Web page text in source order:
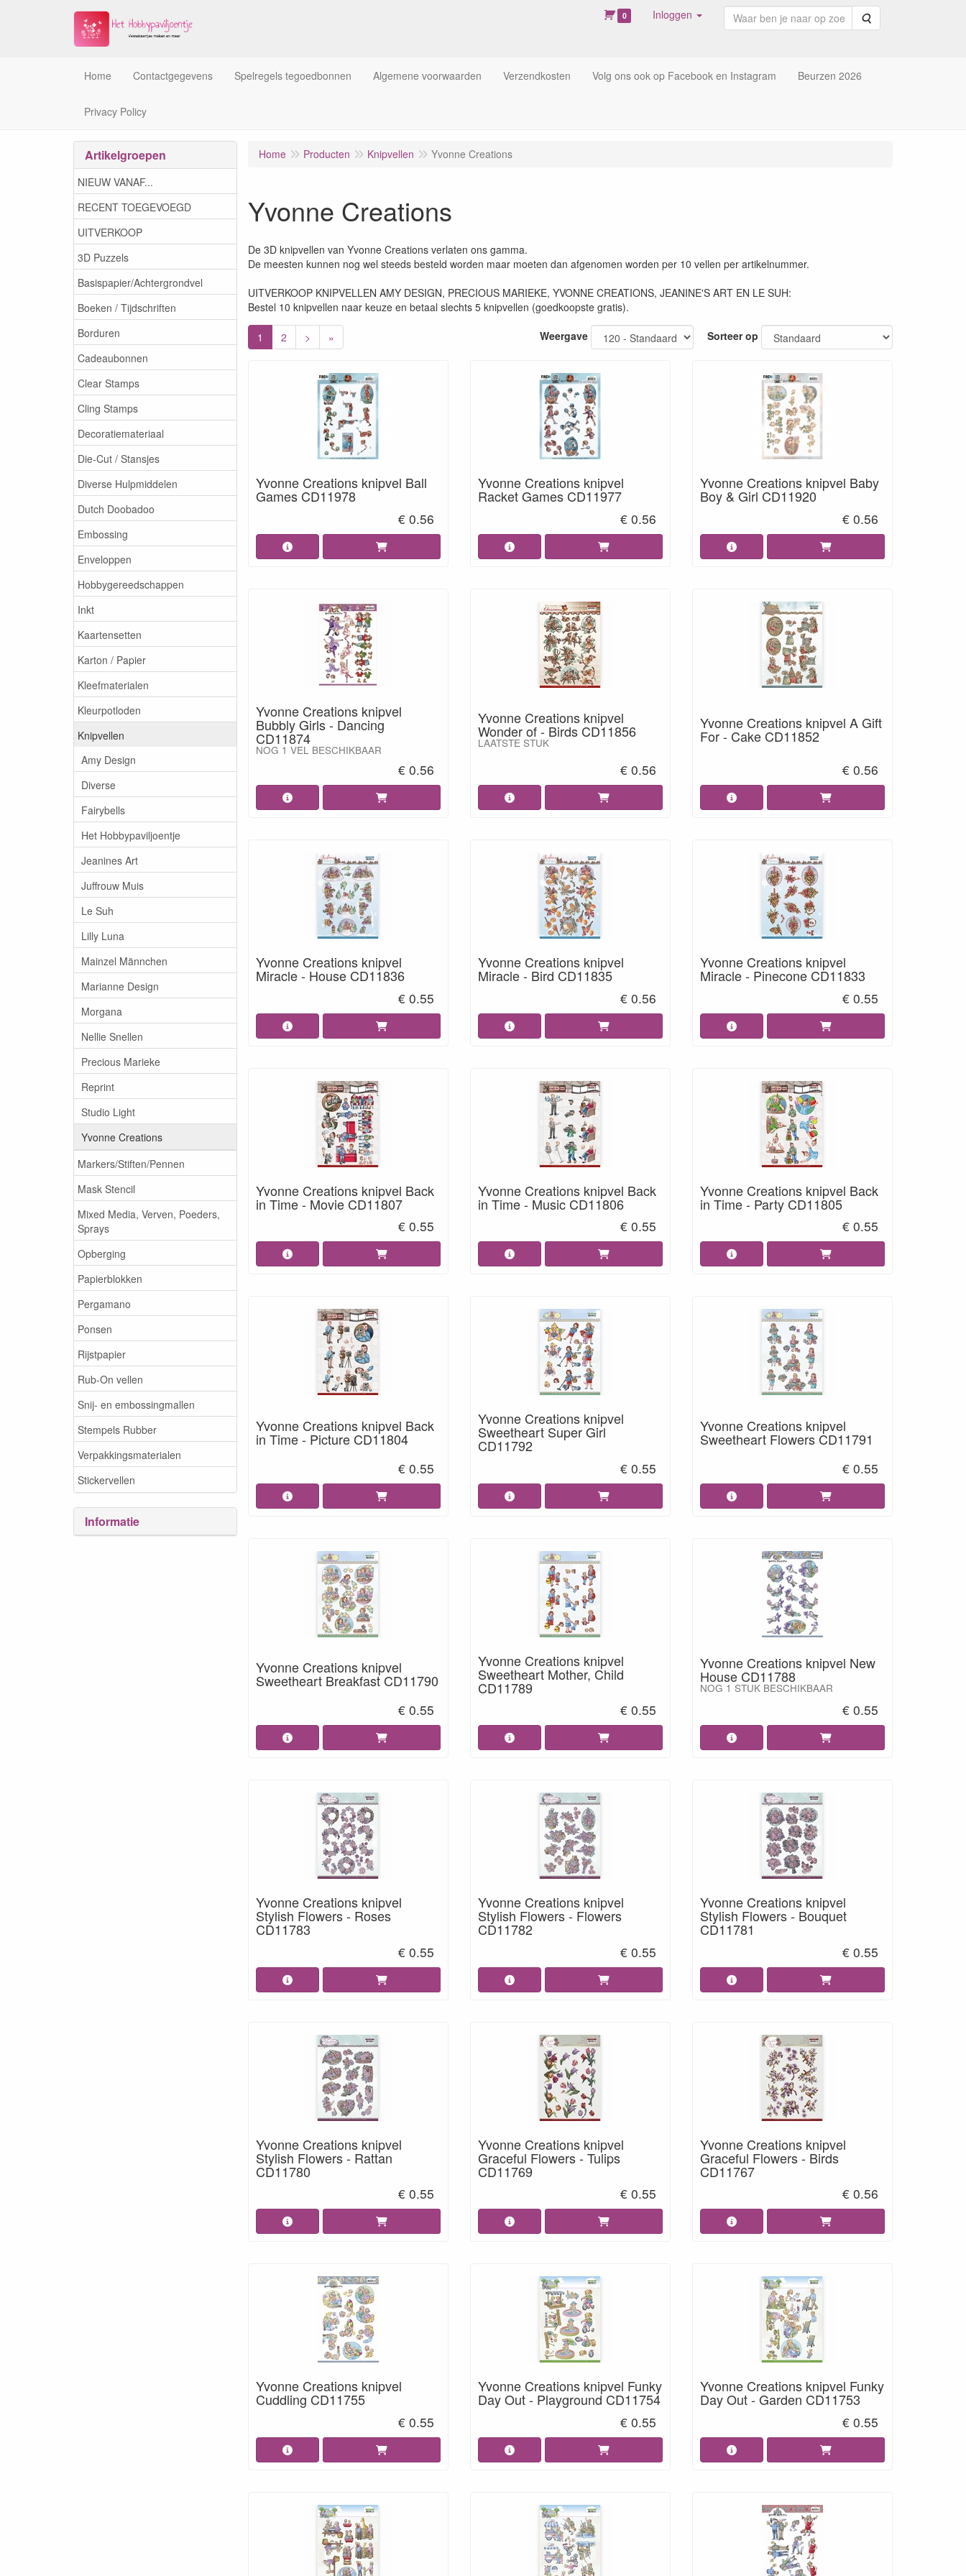
0 Inloggen Zoeken
Home Contactgegevens Spelregels tegoedbonnen Algemene voorwaarden Verzendkosten Volg ons ook op Facebook en Instagram Beurzen 2026
Privacy Policy
Artikelgroepen
NIEUW VANAF...
RECENT TOEGEVOEGD
UITVERKOOP
3D Puzzels
Basispapier/Achtergrondvel
Boeken / Tijdschriften
Borduren
Cadeaubonnen
Clear Stamps
Cling Stamps
Decoratiemateriaal
Die-Cut / Stansjes
Diverse Hulpmiddelen
Dutch Doobadoo
Embossing
Enveloppen
Hobbygereedschappen
Inkt
Kaartensetten
Karton / Papier
Kleefmaterialen
Kleurpotloden
Knipvellen
Amy Design
Diverse
Fairybells
Het Hobbypaviljoentje
Jeanines Art
Juffrouw Muis
Le Suh
Lilly Luna
Mainzel Männchen
Marianne Design
Morgana
Nellie Snellen
Precious Marieke
Reprint
Studio Light
Yvonne Creations
Markers/Stiften/Pennen
Mask Stencil
Mixed Media, Verven, Poeders,
Sprays
Opberging
Papierblokken
Pergamano
Ponsen
Rijstpapier
Rub-On vellen
Snij- en embossingmallen
Stempels Rubber
Verpakkingsmaterialen
Stickervellen
Informatie
Home Producten Knipvellen Yvonne Creations
Yvonne Creations
De 3D knipvellen van Yvonne Creations verlaten ons gamma.
De meesten kunnen nog wel steeds besteld worden maar moeten dan afgenomen worden per 10 vellen per artikelnummer.
UITVERKOOP KNIPVELLEN AMY DESIGN, PRECIOUS MARIEKE, YVONNE CREATIONS, JEANINE'S ART EN LE SUH:
Bestel 10 knipvellen naar keuze en betaal slechts 5 knipvellen (goedkoopste gratis).
1 2 > » Weergave Sorteer op
Yvonne Creations knipvel Ball
Games CD11978
€ 0.56
Yvonne Creations knipvel
Racket Games CD11977
€ 0.56
Yvonne Creations knipvel Baby
Boy & Girl CD11920
€ 0.56
Yvonne Creations knipvel
Bubbly Girls - Dancing
CD11874
NOG 1 VEL BESCHIKBAAR
€ 0.56
Yvonne Creations knipvel
Wonder of - Birds CD11856
LAATSTE STUK
€ 0.56
Yvonne Creations knipvel A Gift
For - Cake CD11852
€ 0.56
Yvonne Creations knipvel
Miracle - House CD11836
€ 0.55
Yvonne Creations knipvel
Miracle - Bird CD11835
€ 0.56
Yvonne Creations knipvel
Miracle - Pinecone CD11833
€ 0.55
Yvonne Creations knipvel Back
in Time - Movie CD11807
€ 0.55
Yvonne Creations knipvel Back
in Time - Music CD11806
€ 0.55
Yvonne Creations knipvel Back
in Time - Party CD11805
€ 0.55
Yvonne Creations knipvel Back
in Time - Picture CD11804
€ 0.55
Yvonne Creations knipvel
Sweetheart Super Girl
CD11792
€ 0.55
Yvonne Creations knipvel
Sweetheart Flowers CD11791
€ 0.55
Yvonne Creations knipvel
Sweetheart Breakfast CD11790
€ 0.55
Yvonne Creations knipvel
Sweetheart Mother, Child
CD11789
€ 0.55
Yvonne Creations knipvel New
House CD11788
NOG 1 STUK BESCHIKBAAR
€ 0.55
Yvonne Creations knipvel
Stylish Flowers - Roses
CD11783
€ 0.55
Yvonne Creations knipvel
Stylish Flowers - Flowers
CD11782
€ 0.55
Yvonne Creations knipvel
Stylish Flowers - Bouquet
CD11781
€ 0.55
Yvonne Creations knipvel
Stylish Flowers - Rattan
CD11780
€ 0.55
Yvonne Creations knipvel
Graceful Flowers - Tulips
CD11769
€ 0.55
Yvonne Creations knipvel
Graceful Flowers - Birds
CD11767
€ 0.56
Yvonne Creations knipvel
Cuddling CD11755
€ 0.55
Yvonne Creations knipvel Funky
Day Out - Playground CD11754
€ 0.55
Yvonne Creations knipvel Funky
Day Out - Garden CD11753
€ 0.55